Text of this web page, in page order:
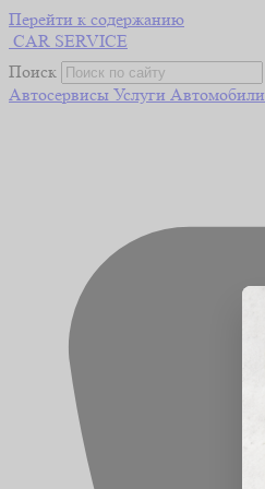
Перейти к содержанию
CAR SERVICE
Поиск
Автосервисы Услуги Автомобили